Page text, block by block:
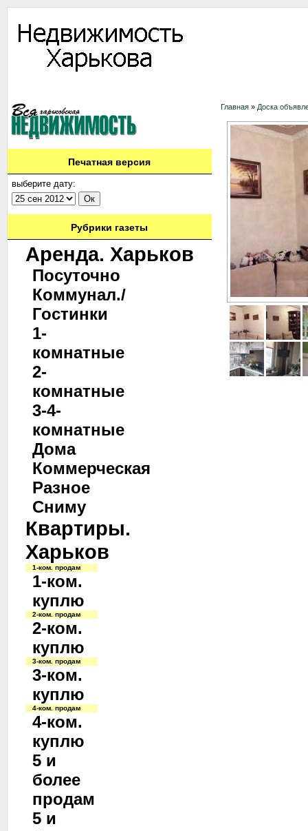
Печатная версия
выберите дату:
Рубрики газеты
Аренда. Харьков
Посуточно
Коммунал./
Гостинки
1-
комнатные
2-
комнатные
3-4-
комнатные
Дома
Коммерческая
Разное
Сниму
Квартиры.
Харьков
1-ком. продам
1-ком.
куплю
2-ком. продам
2-ком.
куплю
3-ком. продам
3-ком.
куплю
4-ком. продам
4-ком.
куплю
5 и
более
продам
5 и
Главная » Доска